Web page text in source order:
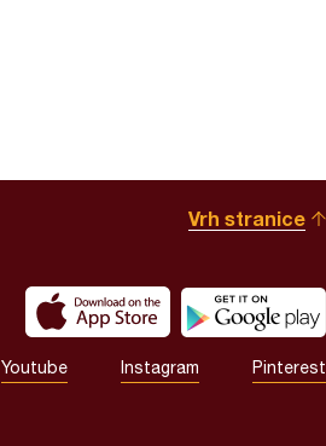
Vrh stranice
Youtube Instagram Pinterest